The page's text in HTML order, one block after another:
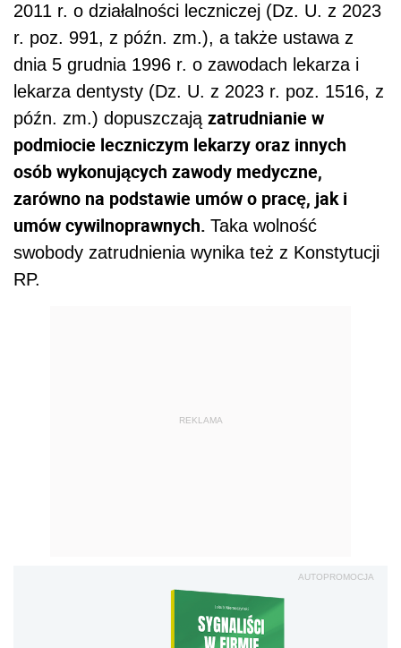
2011 r. o działalności leczniczej (Dz. U. z 2023
r. poz. 991, z późn. zm.), a także ustawa z
dnia 5 grudnia 1996 r. o zawodach lekarza i
lekarza dentysty (Dz. U. z 2023 r. poz. 1516, z
późn. zm.) dopuszczają zatrudnianie w
podmiocie leczniczym lekarzy oraz innych
osób wykonujących zawody medyczne,
zarówno na podstawie umów o pracę, jak i
umów cywilnoprawnych. Taka wolność
swobody zatrudnienia wynika też z Konstytucji
RP.
REKLAMA
AUTOPROMOCJA